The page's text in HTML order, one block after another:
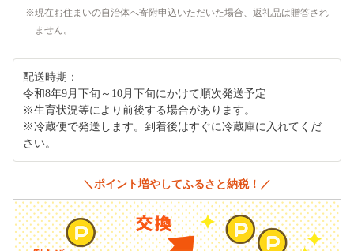
現在お住まいの自治体へ寄附申込いただいた場合、返礼品は贈答され
ません。
配送時期：
令和8年9月下旬～10月下旬にかけて順次発送予定
※生育状況等により前後する場合があります。
※冷蔵便で発送します。到着後はすぐに冷蔵庫に入れてくだ
さい。
＼ポイント増やしてふるさと納税！／